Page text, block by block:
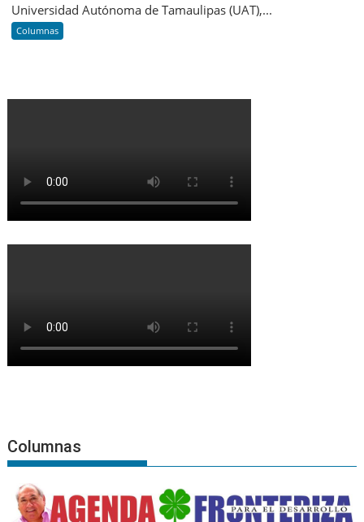
Universidad Autónoma de Tamaulipas (UAT),...
Columnas
Columnas